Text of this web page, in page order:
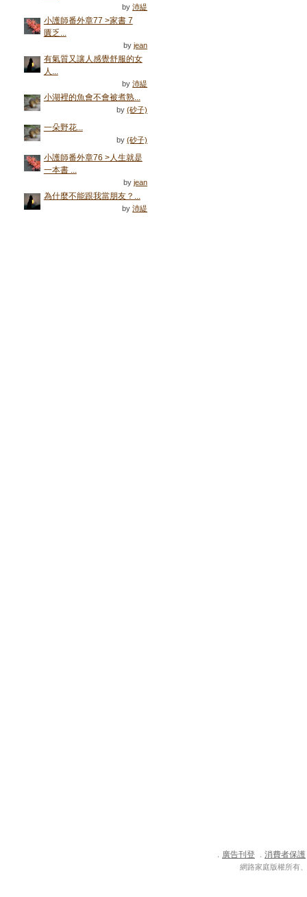
by沛緹
小護師番外章77 >家書 7
匱乏...
byjean
有氣質又讓人感覺舒服的女
人...
by沛緹
小湖裡的魚會不會被煮熟...
by(砂子)
一朵野花...
by(砂子)
小護師番外章76 >人生就是
一本書 ...
byjean
為什麼不能跟我當朋友？...
by沛緹
． 廣告刊登 ． 消費者保護
網路家庭版權所有